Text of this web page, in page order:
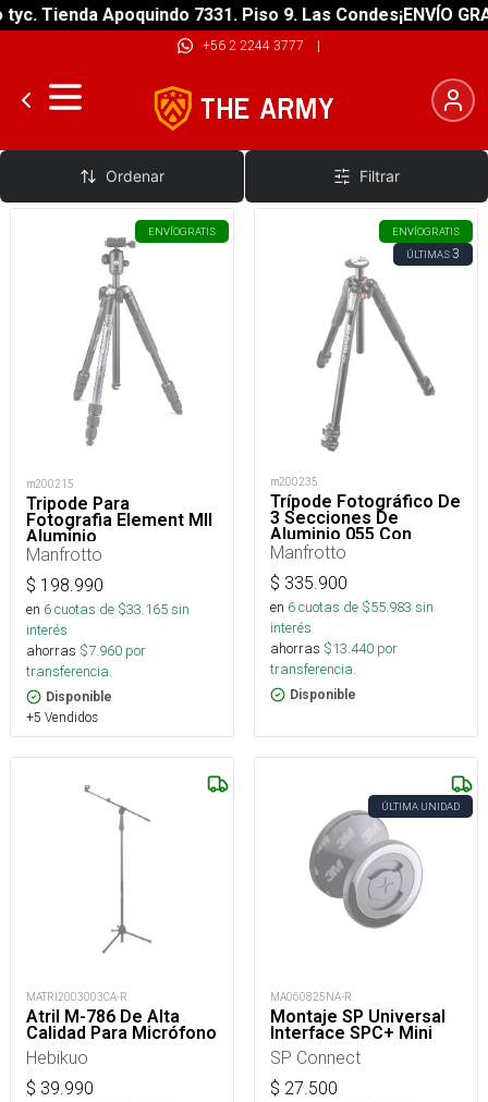
Tienda Apoquindo 7331. Piso 9. Las Condes¡ENVÍO
+56 2 2244 3777 |
Montaje
Ordenar Filtrar
ENVÍOGRATIS
m200215
Tripode Para
Fotografia Element MII
Aluminio
Manfrotto
$ 198.990
en 6cuotas de $33.165sin
interés
ahorras $7.960 por
transferencia.
Disponible
+5 Vendidos
ENVÍOGRATIS
ÚLTIMAS3
m200235
Trípode Fotográfico De
3 Secciones De
Aluminio 055 Con
Columna Horizontal
Manfrotto
$ 335.900
en 6cuotas de $55.983 sin
interés
ahorras $13.440 por
transferencia.
Disponible
MATRI2003003CA-R
Atril M-786 De Alta
Calidad Para Micrófono
Hebikuo
$ 39.990
ÚLTIMA UNIDAD
MA060825NA-R
Montaje SP Universal
Interface SPC+ Mini
SP Connect
$ 27.500